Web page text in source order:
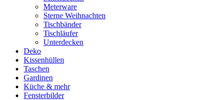
Meterware
Sterne Weihnachten
Tischbänder
Tischläufer
Unterdecken
Deko
Kissenhüllen
Taschen
Gardinen
Küche & mehr
Fensterbilder